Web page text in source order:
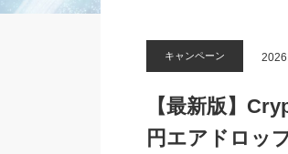
キャンペーン
【最新版】
円エアドロッ